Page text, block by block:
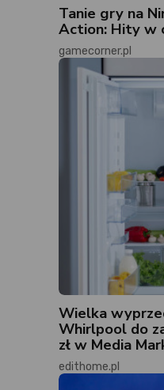
Tanie gry na
Action: Hity w
gamecorner.pl
Wielka
Whirlpool do
zł w Media
edithome.pl